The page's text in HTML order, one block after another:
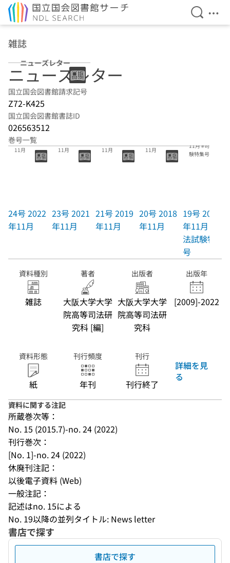
検索を
メ
雑誌
ニューズレター
ニューズレター
国立国会図書館請求記号
Z72-K425
国立国会図書館書誌ID
026563512
巻号一覧
24号 2022年
11月
24号 2022
年11月
11月
23号 2021
年11月
11月
21号 2019
年11月
11月
20号 2018
年11月
11月 #司法試
験特集号
19号 2017
年11月 #司
法試験特集
号
資料種別
雑誌
著者
大阪大学大学
院高等司法研
究科 [編]
出版者
大阪大学大学
院高等司法研
究科
出版年
[2009]-2022
資料形態
紙
刊行頻度
年刊
刊行
刊行終了
詳細を見
る
資料に関する注記
所蔵巻次等：
No. 15 (2015.7)-no. 24 (2022)
刊行巻次：
[No. 1]-no. 24 (2022)
休廃刊注記：
以後電子資料 (Web)
一般注記：
記述はno. 15による
No. 19以降の並列タイトル: News letter
書店で探す
書店で探す